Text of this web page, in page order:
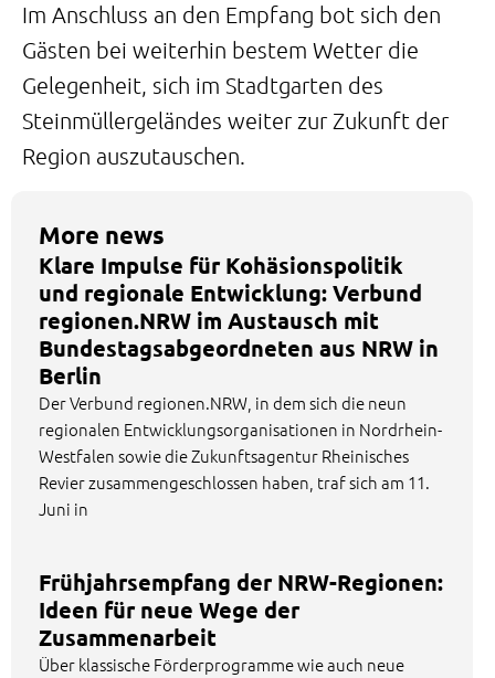
Im Anschluss an den Empfang bot sich den
Gästen bei weiterhin bestem Wetter die
Gelegenheit, sich im Stadtgarten des
Steinmüllergeländes weiter zur Zukunft der
Region auszutauschen.
More news
Klare Impulse für Kohäsionspolitik
und regionale Entwicklung: Verbund
regionen.NRW im Austausch mit
Bundestagsabgeordneten aus NRW in
Berlin
Der Verbund regionen.NRW, in dem sich die neun
regionalen Entwicklungsorganisationen in Nordrhein-
Westfalen sowie die Zukunftsagentur Rheinisches
Revier zusammengeschlossen haben, traf sich am 11.
Juni in
Frühjahrsempfang der NRW-Regionen:
Ideen für neue Wege der
Zusammenarbeit
Über klassische Förderprogramme wie auch neue